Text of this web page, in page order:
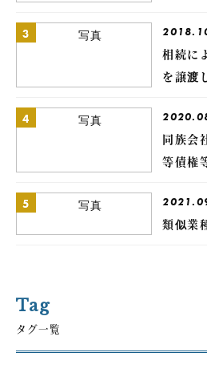
3
相続に
を譲渡
4
同族会
等債権
5
類似業
Tag
タグ一覧